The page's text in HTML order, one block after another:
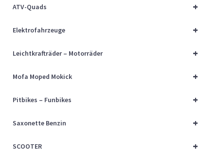
+
ATV-Quads
+
Elektrofahrzeuge
+
Leichtkrafträder – Motorräder
+
Mofa Moped Mokick
+
Pitbikes – Funbikes
+
Saxonette Benzin
+
SCOOTER